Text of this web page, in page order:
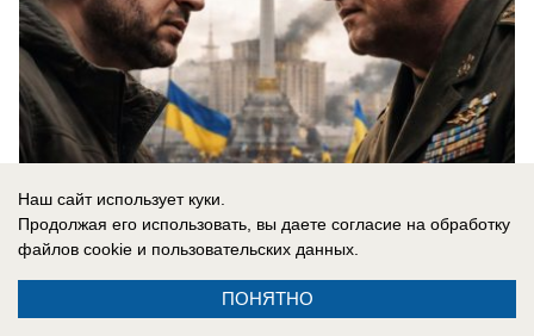
06.08.2026
Наш сайт использует куки.
Продолжая его использовать, вы даете согласие на обработку
файлов cookie и пользовательских данных.
ПОНЯТНО